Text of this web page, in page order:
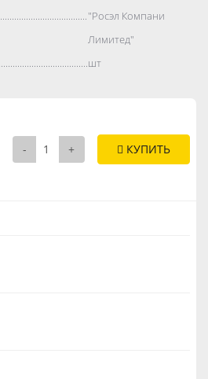
"Росэл Компани
Лимитед"
шт
- + КУПИТЬ